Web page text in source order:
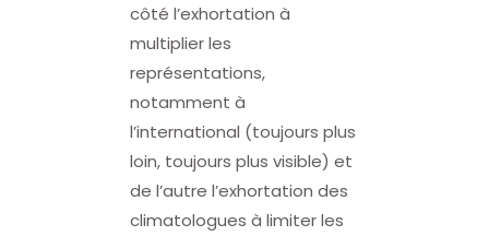
côté l’exhortation à
multiplier les
représentations,
notamment à
l’international (toujours plus
loin, toujours plus visible) et
de l’autre l’exhortation des
climatologues à limiter les